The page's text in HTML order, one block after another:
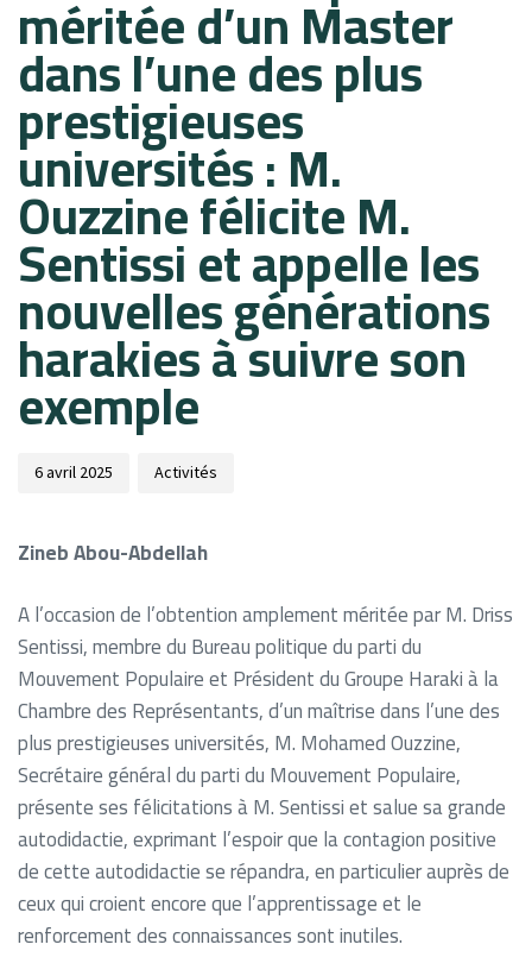
méritée d’un Master
dans l’une des plus
prestigieuses
universités : M.
Ouzzine félicite M.
Sentissi et appelle les
nouvelles générations
harakies à suivre son
exemple
6 avril 2025 Activités
Zineb Abou-Abdellah
A l’occasion de l’obtention amplement méritée par M. Driss
Sentissi, membre du Bureau politique du parti du
Mouvement Populaire et Président du Groupe Haraki à la
Chambre des Représentants, d’un maîtrise dans l’une des
plus prestigieuses universités, M. Mohamed Ouzzine,
Secrétaire général du parti du Mouvement Populaire,
présente ses félicitations à M. Sentissi et salue sa grande
autodidactie, exprimant l’espoir que la contagion positive
de cette autodidactie se répandra, en particulier auprès de
ceux qui croient encore que l’apprentissage et le
renforcement des connaissances sont inutiles.